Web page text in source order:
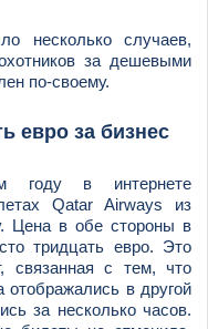
несколько случаев,
за дешевыми
по-своему.
евро за бизнес
году в интернете
Qatar Airways из
Цена в обе стороны в
тридцать евро. Это
связанная с тем, что
в другой
за несколько часов.